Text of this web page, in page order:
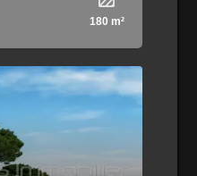
180 m²